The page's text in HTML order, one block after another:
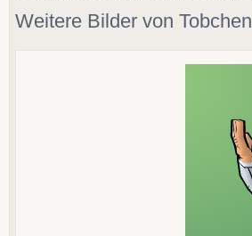
Weitere Bilder von Tobchen